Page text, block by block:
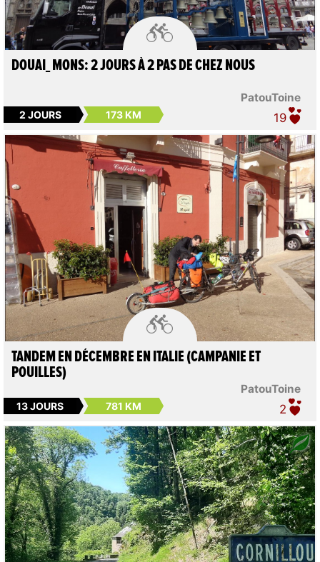

PatouToine
DOUAI_ MONS: 2 JOURS À 2 PAS DE CHEZ NOUS
2 JOURS 173 KM 19

PatouToine
TANDEM EN DÉCEMBRE EN ITALIE (CAMPANIE ET
POUILLES)
13 JOURS 781 KM 2